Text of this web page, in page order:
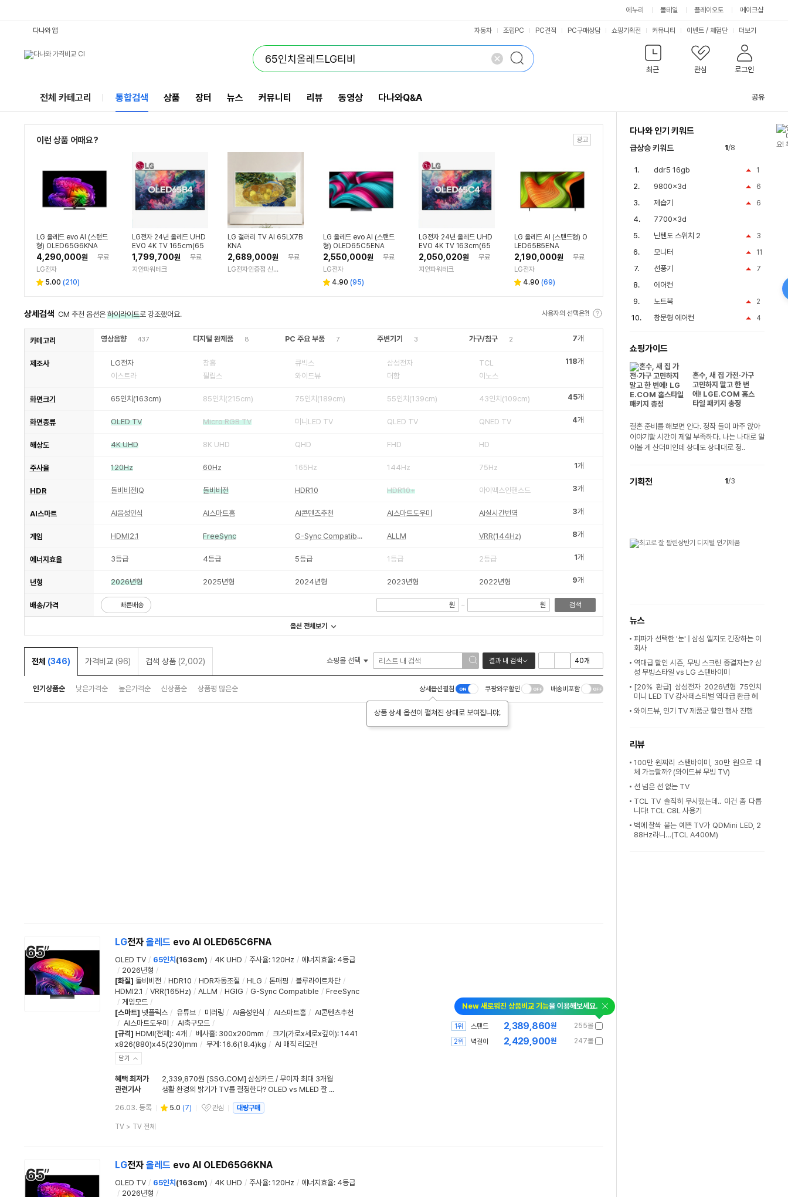
에누리 몰테일 플레이오토 메이크샵
최근 관심 로그인
다나와 앱 자동차 조립PC PC견적 PC구매상담 쇼핑기획전 커뮤니티 이벤트 / 체험단 더보기
전체 카테고리 통합검색 상품 장터 뉴스 커뮤니티 리뷰 동영상 다나와Q&A 공유
이런 상품 어때요?
LG 올레드 evo AI (스탠드
형) OLED65G6KNA
4,290,000원
무료
LG전자
5.00 (210)
LG전자 24년 올레드 UHD
EVO 4K TV 165cm(65
인치) OLED65B4 스탠드
기본설치
1,799,700원
무료
지안파워테크
LG 갤러리 TV AI 65LX7B
KNA
2,689,000원
무료
LG전자인증점 신영플러스
LG 올레드 evo AI (스탠드
형) OLED65C5ENA
2,550,000원
무료
LG전자
4.90 (95)
LG전자 24년 올레드 UHD
EVO 4K TV 163cm(65
인치) OLED65C4 스탠드
기본설치
2,050,020원
무료
지안파워테크
LG 올레드 AI (스탠드형) O
LED65B5ENA
2,190,000원
무료
LG전자
4.90 (69)
상세검색 CM 추천 옵션은 하이라이트로 강조했어요. 사용자의 선택은?!
카테고리 영상음향 437 디지털 완제품 8 PC 주요 부품 7 주변기기 3 가구/침구 2 7개
제조사 LG전자 창홍 큐빅스 삼성전자 TCL
이스트라 필립스 와이드뷰 더함 이노스
118개
화면크기 65인치(163cm) 85인치(215cm) 75인치(189cm) 55인치(139cm) 43인치(109cm) 45개
화면종류 OLED TV Micro RGB TV 미니LED TV QLED TV QNED TV 4개
해상도 4K UHD 8K UHD QHD FHD HD
주사율 120Hz 60Hz 165Hz 144Hz 75Hz 1개
HDR 돌비비전IQ 돌비비전 HDR10 HDR10+ 아이맥스인핸스드 3개
AI스마트 AI음성인식 AI스마트홈 AI콘텐츠추천 AI스마트도우미 AI실시간번역 3개
게임 HDMI2.1 FreeSync G-Sync Compatible ALLM VRR(144Hz) 8개
에너지효율 3등급 4등급 5등급 1등급 2등급 1개
년형 2026년형 2025년형 2024년형 2023년형 2022년형 9개
배송/가격 빠른배송 원 ~ 원 검색
옵션 전체보기
전체 (346) 가격비교 (96) 검색 상품 (2,002) 쇼핑몰 선택 결과 내 검색
인기상품순 낮은가격순 높은가격순 신상품순 상품평 많은순 상세옵션펼침
상품 상세 옵션이 펼쳐진 상태로 보여집니다.
쿠팡와우할인 배송비포함
LG전자 올레드 evo AI OLED65C6FNA
OLED TV / 65인치 (163cm) / 4K UHD / 주사율: 120Hz / 에너지효율: 4등급
/ 2026년형 /
[화질] 돌비비전 / HDR10 / HDR자동조절 / HLG / 톤매핑 / 블루라이트차단 /
HDMI2.1 / VRR(165Hz) / ALLM / HGIG / G-Sync Compatible / FreeSync
/ 게임모드 /
[스마트] 넷플릭스 / 유튜브 / 미러링 / AI음성인식 / AI스마트홈 / AI콘텐츠추천
/ AI스마트도우미 / AI축구모드 /
[규격] HDMI(전체): 4개 / 베사홀: 300x200mm / 크기(가로x세로x깊이): 1441
x826(880)x45(230)mm / 무게 : 16.6(18.4)kg / AI 매직 리모컨
닫기
혜택 최저가
2,339,870원 [SSG.COM] 삼성카드 / 무이자 최대 3개월
관련기사
생활 환경의 밝기가 TV를 결정한다? OLED vs MLED 잘 선택하는 법
26.03. 등록 5.0 (7)
관심상품
관심 대량구매
상
TV> TV 전체
New 새로워진 상품비교 기능을 이용해보세요.
255몰
2,389,860원
1위
스탠드
247몰
2,429,900원
2위 벽걸이
LG전자 올레드 evo AI OLED65G6KNA
OLED TV / 65인치 (163cm) / 4K UHD / 주사율: 120Hz / 에너지효율: 4등급
/ 2026년형 /
다나와 인기 키워드
급상승 키워드 1/8
1
ddr5 16gb
6
9800x3d
6
제습기
7700x3d
3
닌텐도 스위치 2
11
모니터
7
선풍기
에어컨
2
노트북
4
창문형 에어컨
쇼핑가이드
혼수, 새 집 가전·가구
고민하지 말고 한 번
에! LGE.COM 홈스
타일 패키지 총정
결혼 준비를 해보면 안다. 정작 둘이 마주 앉아
이야기할 시간이 제일 부족하다. 나는 나대로 알
아볼 게 산더미인데 상대도 상대대로 정..
기획전 1/3
뉴스
피파가 선택한 '눈' | 삼성 엘지도 긴장하는 이
회사
역대급 할인 시즌, 무빙 스크린 종결자는? 삼
성 무빙스타일 vs LG 스탠바이미
[20% 환급] 삼성전자 2026년형 75인치
미니 LED TV 감사페스티벌 역대급 환급 혜
와이드뷰, 인기 TV 제품군 할인 행사 진행
리뷰
100만 원짜리 스탠바이미, 30만 원으로 대
체 가능할까? (와이드뷰 무빙 TV)
선 넘은 선 없는 TV
TCL TV 솔직히 무시했는데.. 이건 좀 다릅
니다! TCL C8L 사용기
벽에 찰싹 붙는 예쁜 TV가 QDMini LED, 2
88Hz라니…(TCL A400M)